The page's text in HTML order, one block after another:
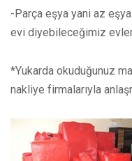
-Parça eşya yani az
evi diyebileceğimiz
*Yukarda okuduğunuz
nakliye firmalarıyla